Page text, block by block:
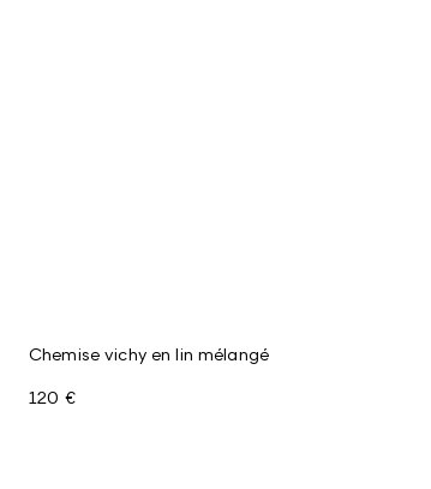
Chemise vichy en lin mélangé
120 €